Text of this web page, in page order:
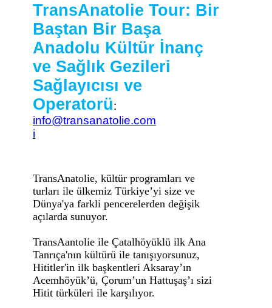
TransAnatolie Tour: Bir
Baştan Bir Başa
Anadolu Kültür İnanç
ve Sağlık Gezileri
Sağlayıcısı ve
Operatorü:
info@transanatolie.com
i
TransAnatolie, kültür programları ve
turları ile ülkemiz Türkiye’yi size ve
Dünya'ya farkli pencerelerden değişik
açılarda sunuyor.
TransAantolie ile Çatalhöyüklü ilk Ana
Tanrıça'nın kültürü ile tanışıyorsunuz,
Hititler'in ilk başkentleri Aksaray’ın
Acemhöyük’ü, Çorum’un Hattuşaş’ı sizi
Hitit türküleri ile karşılıyor.